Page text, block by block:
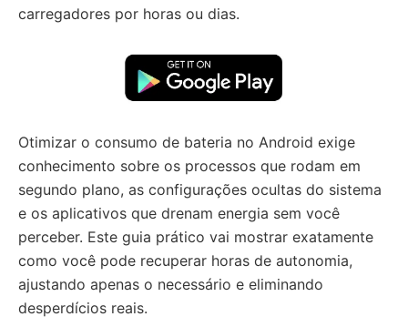
carregadores por horas ou dias.
Otimizar o consumo de bateria no Android exige
conhecimento sobre os processos que rodam em
segundo plano, as configurações ocultas do sistema
e os aplicativos que drenam energia sem você
perceber. Este guia prático vai mostrar exatamente
como você pode recuperar horas de autonomia,
ajustando apenas o necessário e eliminando
desperdícios reais.